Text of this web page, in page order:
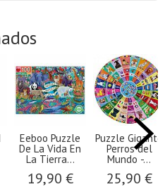
Eeboo Puzzle
De La Vida En
La Tierra...
19,90 €
Puzzle Gigante
Perros del
Mundo -...
25,90 €